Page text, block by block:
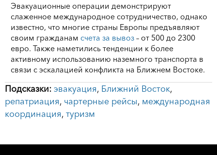
Эвакуационные операции демонстрируют
слаженное международное сотрудничество, однако
известно, что многие страны Европы предъявляют
своим гражданам счета за вывоз – от 500 до 2300
евро. Также наметились тенденции к более
активному использованию наземного транспорта в
связи с эскалацией конфликта на Ближнем Востоке.
Подсказки: эвакуация, Ближний Восток,
репатриация, чартерные рейсы, международная
координация, туризм